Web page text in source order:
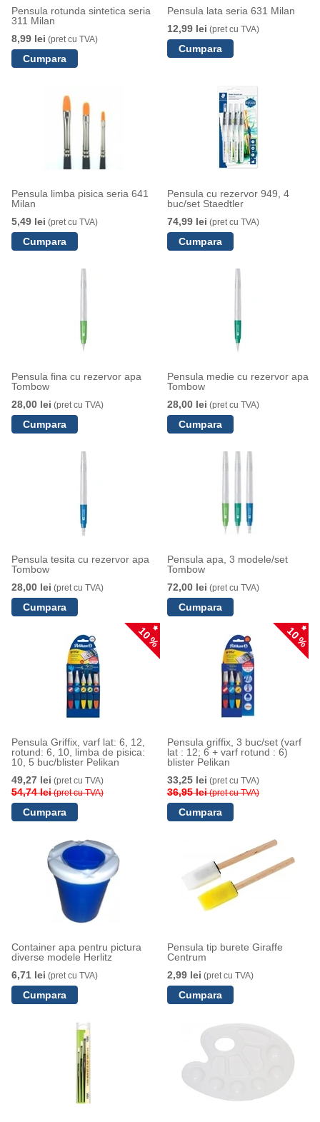
Pensula rotunda sintetica seria
311 Milan
8,99 lei (pret cu TVA)
Pensula lata seria 631 Milan
12,99 lei (pret cu TVA)
Pensula limba pisica seria 641
Milan
5,49 lei (pret cu TVA)
Pensula cu rezervor 949, 4
buc/set Staedtler
74,99 lei (pret cu TVA)
Pensula fina cu rezervor apa
Tombow
28,00 lei (pret cu TVA)
Pensula medie cu rezervor apa
Tombow
28,00 lei (pret cu TVA)
Pensula tesita cu rezervor apa
Tombow
28,00 lei (pret cu TVA)
Pensula apa, 3 modele/set
Tombow
72,00 lei (pret cu TVA)
10 %
Pensula Griffix, varf lat: 6, 12,
rotund: 6, 10, limba de pisica:
10, 5 buc/blister Pelikan
49,27 lei (pret cu TVA)
54,74 lei(pret cu TVA)
10 %
Pensula griffix, 3 buc/set (varf
lat : 12; 6 + varf rotund : 6)
blister Pelikan
33,25 lei (pret cu TVA)
36,95 lei(pret cu TVA)
Container apa pentru pictura
diverse modele Herlitz
6,71 lei (pret cu TVA)
Pensula tip burete Giraffe
Centrum
2,99 lei (pret cu TVA)